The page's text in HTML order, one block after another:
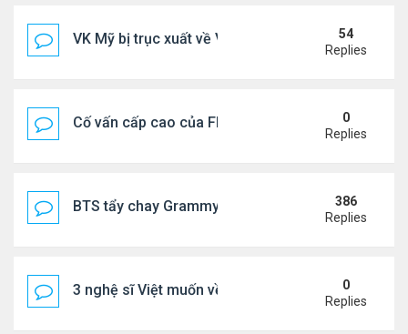
VK Mỹ bị trục xuất về VN sống ra sao
54
Replies
Cố vấn cấp cao của FIFA từ chức để phán đối
0
Replies
BTS tẩy chay Grammy
386
Replies
3 nghệ sĩ Việt muốn về VN nhưng số phận an bài
0
Replies